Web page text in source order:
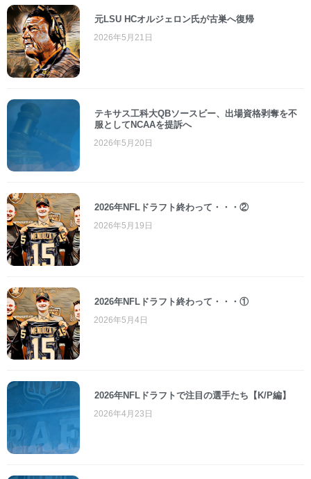
元LSU HCオルジェロン氏が古巣へ復帰
2026年5月21日
テキサス工科大QBソースビー、出場資格剥奪を不
服としてNCAAを提訴へ
2026年5月20日
2026年NFLドラフト終わって・・・②
2026年5月19日
2026年NFLドラフト終わって・・・①
2026年5月4日
2026年NFLドラフトで注目の選手たち【K/P編】
2026年4月23日